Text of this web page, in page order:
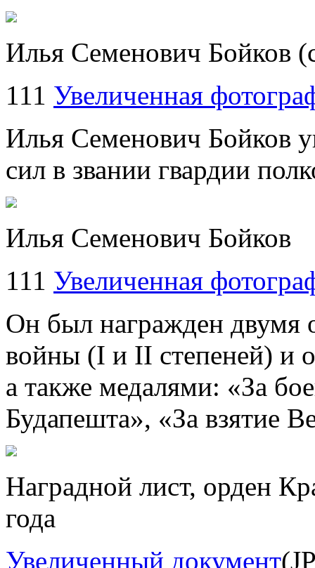
Илья Семенович Бойков
111 Увеличенная
Илья Семенович Бойков
сил в звании гвардии
Илья Семенович Бойков
111 Увеличенная
Он был награжден двумя
войны (I и II степеней) и
а также медалями: «За
Будапешта», «За взятие
Наградной лист, орден
года
Увеличенный документ